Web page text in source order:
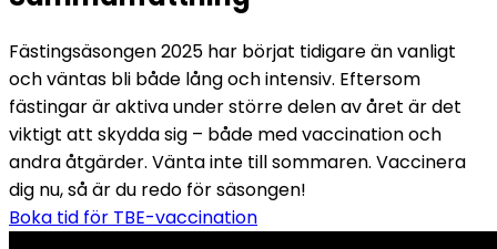
Fästingsäsongen 2025 har börjat tidigare än vanligt
och väntas bli både lång och intensiv. Eftersom
fästingar är aktiva under större delen av året är det
viktigt att skydda sig – både med vaccination och
andra åtgärder. Vänta inte till sommaren. Vaccinera
dig nu, så är du redo för säsongen!
Boka tid för TBE-vaccination